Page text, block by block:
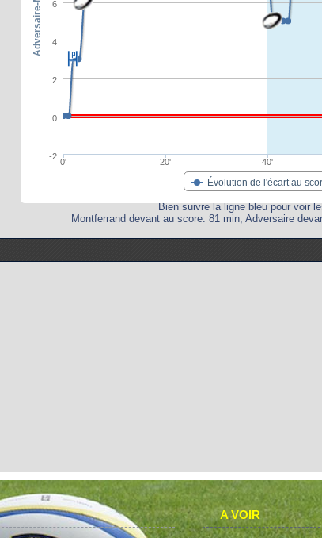
Évolution de l'écart au
0' 20' 40'
-2
0
2
4
6
Bien suivre la ligne bleu pour voir
Montferrand devant au score: 81 min, Adversaire
A VOIR